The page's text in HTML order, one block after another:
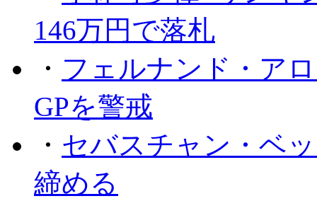
146万円で落札
・ フェルナンド・ア
GPを警戒
・ セバスチャン・ベ
締める